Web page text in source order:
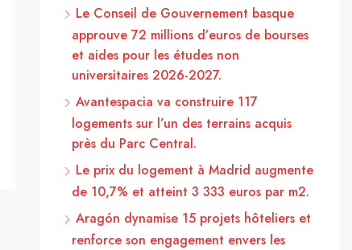
Le Conseil de Gouvernement basque
approuve 72 millions d’euros de bourses
et aides pour les études non
universitaires 2026-2027.
Avantespacia va construire 117
logements sur l’un des terrains acquis
près du Parc Central.
Le prix du logement à Madrid augmente
de 10,7% et atteint 3 333 euros par m2.
Aragón dynamise 15 projets hôteliers et
renforce son engagement envers les